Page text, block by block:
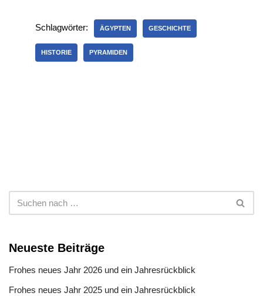
Schlagwörter: ÄGYPTEN GESCHICHTE
HISTORIE PYRAMIDEN
Neueste Beiträge
Frohes neues Jahr 2026 und ein Jahresrückblick
Frohes neues Jahr 2025 und ein Jahresrückblick